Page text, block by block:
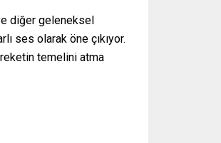
diğer geleneksel
ses olarak öne çıkıyor.
temelini atma